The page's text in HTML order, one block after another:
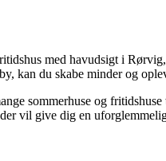
med havudsigt i
kan du skabe minder og
sommerhuse og
vil give dig en